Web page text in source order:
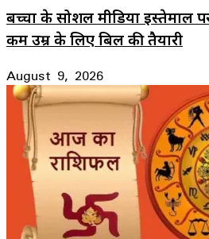
बच्चों के सोशल मीडिया इस्तेमाल
कम उम्र के लिए बिल की तैयारी
August 9, 2026